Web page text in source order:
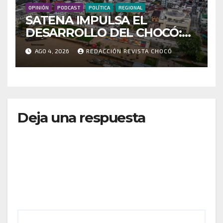
OPINIÓN PODCAST POLÍTICA REGIONAL
SATENA IMPULSA EL
DESARROLLO DEL CHOCÓ:
MÁS DE 35 MIL PASAJEROS
MOVILIZADOS Y NUEVAS
RUTAS FORTALECEN LA
AGO 4, 2026 REDACCIÓN REVISTA CHOCÓ
Deja una respuesta